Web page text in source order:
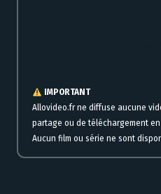
IMPORTANT
Allovideo.fr ne diffuse aucune
partage ou de téléchargement
Aucun film ou série ne sont